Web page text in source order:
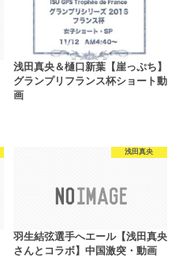
浅田真央＆樋口新葉【崖っぷち】
グランプリフランス杯ショート動
画
浅田真央
羽生結弦選手へエール【浅田真央
さんとコラボ】中国激突・動画